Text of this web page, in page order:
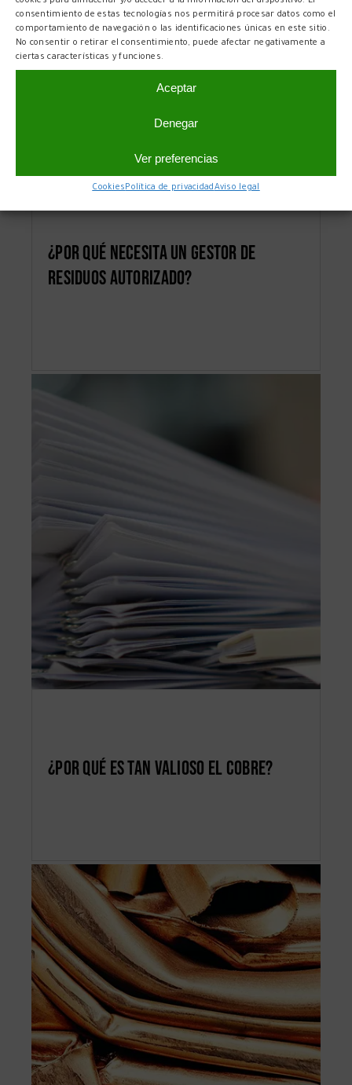
consentimiento de estas tecnologías nos permitirá procesar datos como el
comportamiento de navegación o las identificaciones únicas en este sitio.
No consentir o retirar el consentimiento, puede afectar negativamente a
ciertas características y funciones.
Aceptar
Denegar
Ver preferencias
CookiesPolítica de privacidadAviso legal
¿Por qué necesita un gestor de
residuos autorizado?
¿Por qué es tan valioso el cobre?